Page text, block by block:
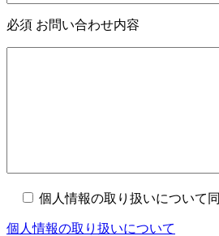
必須 お問い合わせ内容
個人情報の取り扱いについて
個人情報の取り扱いについて